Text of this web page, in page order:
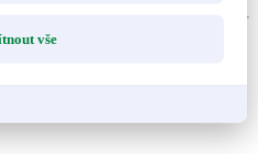
vše